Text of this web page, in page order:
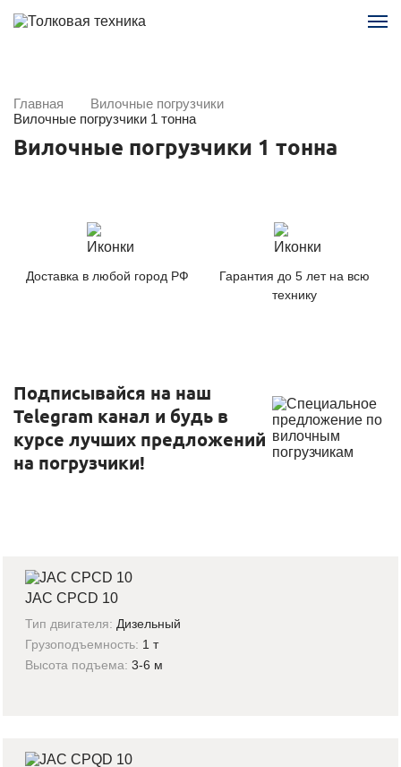
Главная
Вилочные погрузчики
Вилочные погрузчики 1 тонна
Вилочные погрузчики 1 тонна
Доставка в любой город РФ
Гарантия до 5 лет на всю
технику
Подписывайся на наш
Telegram канал и будь в
курсе лучших предложений
на погрузчики!
JAC CPCD 10
Тип двигателя: Дизельный
Грузоподъемность: 1 т
Высота подъема: 3-6 м